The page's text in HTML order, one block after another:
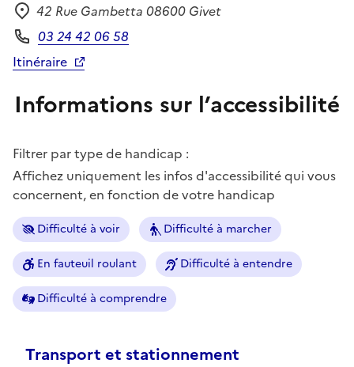
Adresse
42 Rue Gambetta 08600 Givet
Téléphone
03 24 42 06 58
Itinéraire
Informations sur l’accessibilité
Filtrer par type de handicap :
Affichez uniquement les infos d'accessibilité qui vous
concernent, en fonction de votre handicap
Difficulté à voir Difficulté à marcher
En fauteuil roulant Difficulté à entendre
Difficulté à comprendre
Transport et stationnement